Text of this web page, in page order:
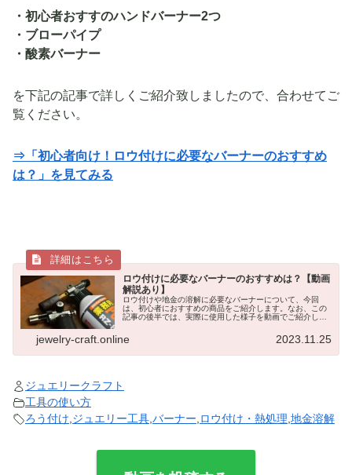
・初心者おすすのハンドバーナー2つ
・ブローパイプ
・酸素バーナー
を下記の記事で詳しくご紹介致しましたので、合わせてご
覧ください。
⇒「初心者向け！ロウ付けに必要なバーナーのおすすめ
は？」を見てみる
ロウ付けに必要なバーナーのおすすめは？【動画
解説あり】
ロウ付けや地金の溶解に必要なバーナーについて、今回
は、初心者におすすめの商品をご紹介します。なお、この
記事の後半では、実際に使用した様子を動画でご紹介して
jewelry-craft.online 2023.11.25
ジュエリークラフト
工具の使い方
ろう付け,ジュエリー工具,バーナー,ロウ付け・熱処理,地金溶解